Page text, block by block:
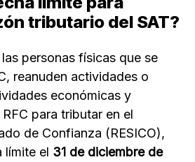
tributario del SAT?
las personas físicas que se
reanuden actividades o
económicas y
para tributar en el
de Confianza (RESICO),
límite el 31 de diciembre de